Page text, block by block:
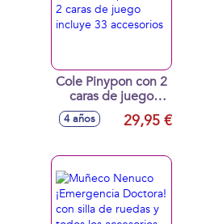
Cole Pinypon con 2
caras de juego
incluye 33
accesorios
4 años 29,95 €